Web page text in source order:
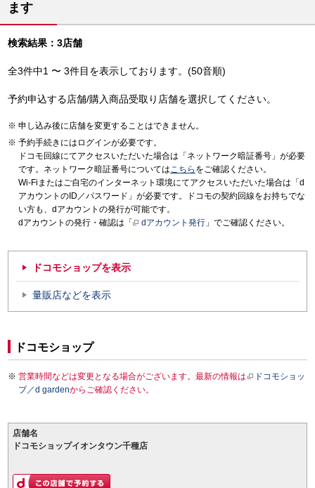
ます
検索結果：3店舗
全3件中1 〜 3件目を表示しております。(50音順)
予約申込する店舗/購入商品受取り店舗を選択してください。
申し込み後に店舗を変更することはできません。
予約手続きにはログインが必要です。
ドコモ回線にてアクセスいただいた場合は「ネットワーク暗証番号」が必要
です。ネットワーク暗証番号についてはこちら をご確認ください。
Wi-Fiまたはご自宅のインターネット環境にてアクセスいただいた場合は「d
アカウントのID／パスワード」が必要です。ドコモの契約回線をお持ちでな
い方も、dアカウントの発行が可能です。
dアカウントの発行・確認は「
dアカウント発行 」でご確認ください。
ドコモショップを表示
量販店などを表示
ドコモショップ
営業時間などは変更となる場合がございます。最新の情報は
ドコモショッ
プ／d gardenからご確認ください。
店舗名
ドコモショップイオンタウン千種店